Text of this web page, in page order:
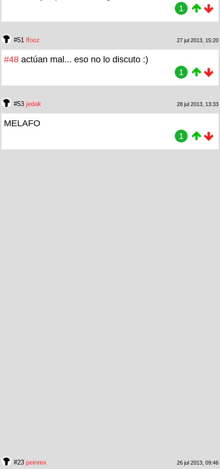
1
#51 lfooz 27 jul 2013, 15:20
#48 actúan mal... eso no lo discuto :)
1
#53 jedak 28 jul 2013, 13:33
MELAFO
1
#23 peinrex 26 jul 2013, 09:46